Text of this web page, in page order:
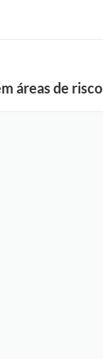
áreas de risco